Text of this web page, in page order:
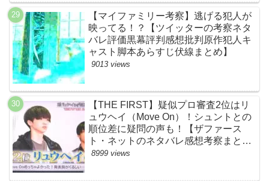
【マイファミリー考察】逃げる犯人が
映ってる！？【ツイッターの考察ネタ
バレ評価黒幕評判感想批判原作犯人キ
ャスト脚本あらすじ伏線まとめ】
9013 views
【THE FIRST】疑似プロ審査2位はリ
ュウヘイ（Move On）！シュントとの
順位差に疑問の声も！【ザファース
ト・ネットのネタバレ感想考察まと
め・スッキリ・BE:FIRST・ビーファ
8999 views